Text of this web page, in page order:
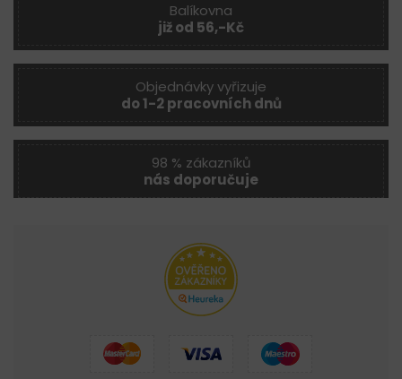
Balíkovna
již od 56,-Kč
Objednávky vyřizuje
do 1-2 pracovních dnů
98 % zákazníků
nás doporučuje